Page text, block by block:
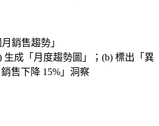
銷售趨勢 」
生成「 月度趨勢圖 」；(b) 標出「 異
售下降 15% 」洞察